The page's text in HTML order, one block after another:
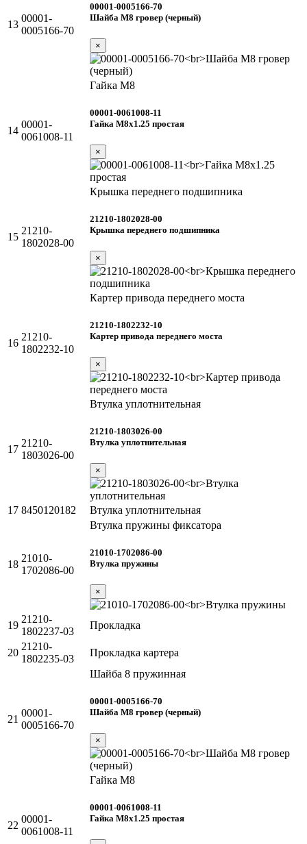
13
00001-
0005166-70
00001-0005166-70
Шайба М8 гровер (черный)
×
14
00001-
0061008-11
Гайка М8
00001-0061008-11
Гайка М8х1.25 простая
×
15
21210-
1802028-00
Крышка переднего подшипника
21210-1802028-00
Крышка переднего подшипника
×
16
21210-
1802232-10
Картер привода переднего моста
21210-1802232-10
Картер привода переднего моста
×
17
21210-
1803026-00
Втулка уплотнительная
21210-1803026-00
Втулка уплотнительная
×
17 8450120182 Втулка уплотнительная
18
21010-
1702086-00
Втулка пружины фиксатора
21010-1702086-00
Втулка пружины
×
19
21210-
1802237-03
Прокладка
20
21210-
1802235-03
Прокладка картера
21
00001-
0005166-70
Шайба 8 пружинная
00001-0005166-70
Шайба М8 гровер (черный)
×
22
00001-
0061008-11
Гайка М8
00001-0061008-11
Гайка М8х1.25 простая